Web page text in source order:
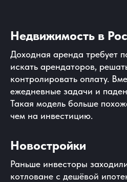
Недвижимость в
Доходная аренда требует
искать арендаторов,
контролировать оплату.
ежедневные задачи и
Такая модель больше
чем на инвестицию.
Новостройки
Раньше инвесторы
котловане с дешёвой